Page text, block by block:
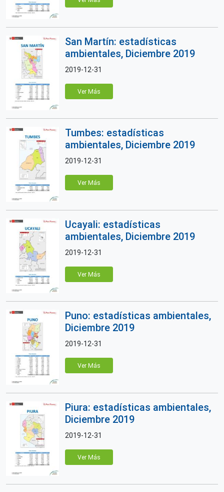
San Martín: estadísticas
ambientales, Diciembre 2019
2019-12-31
Ver Más
Tumbes: estadísticas
ambientales, Diciembre 2019
2019-12-31
Ver Más
Ucayali: estadísticas
ambientales, Diciembre 2019
2019-12-31
Ver Más
Puno: estadísticas ambientales,
Diciembre 2019
2019-12-31
Ver Más
Piura: estadísticas ambientales,
Diciembre 2019
2019-12-31
Ver Más